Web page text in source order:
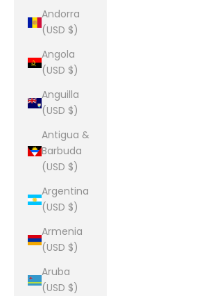
Andorra
(USD $)
Angola
(USD $)
Anguilla
(USD $)
Antigua &
Barbuda
(USD $)
Argentina
(USD $)
Armenia
(USD $)
Aruba
(USD $)